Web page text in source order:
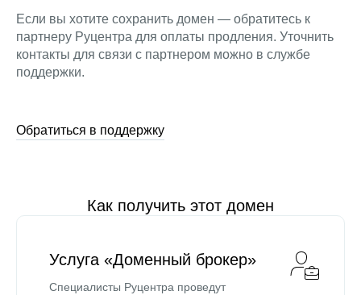
Если вы хотите сохранить домен — обратитесь к
партнеру Руцентра для оплаты продления. Уточнить
контакты для связи с партнером можно в службе
поддержки.
Обратиться в поддержку
Как получить этот домен
Услуга «Доменный брокер»
Специалисты Руцентра проведут